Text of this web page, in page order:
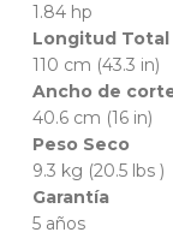
1.84 hp
Longitud Total
110 cm (43.3 in)
Ancho de
40.6 cm (16 in)
Peso Seco
9.3 kg (20.5 lbs )
Garantía
5 años